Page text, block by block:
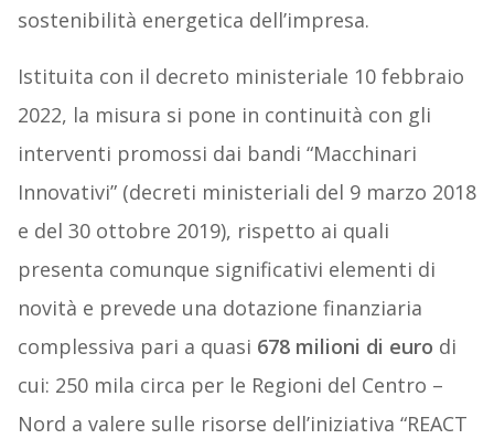
sostenibilità energetica dell’impresa.
Istituita con il decreto ministeriale 10 febbraio
2022, la misura si pone in continuità con gli
interventi promossi dai bandi “Macchinari
Innovativi” (decreti ministeriali del 9 marzo 2018
e del 30 ottobre 2019), rispetto ai quali
presenta comunque significativi elementi di
novità e prevede una dotazione finanziaria
complessiva pari a quasi 678 milioni di euro di
cui: 250 mila circa per le Regioni del Centro –
Nord a valere sulle risorse dell’iniziativa “REACT